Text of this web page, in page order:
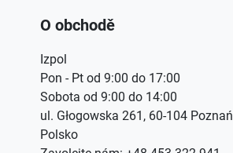
O obchodě
Izpol
Pon - Pt od 9:00 do 17:00
Sobota od 9:00 do 14:00
ul. Głogowska 261, 60-104 Poznań
Polsko